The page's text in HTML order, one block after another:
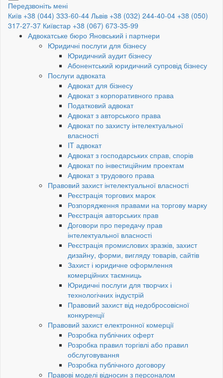
Передзвоніть мені
Київ +38 (044) 333-60-44 Львів +38 (032) 244-40-04 +38 (050)
317-27-37 Київстар +38 (067) 673-35-99
Адвокатське бюро Яновський і партнери
Юридичні послуги для бізнесу
Юридичний аудит бізнесу
Абонентський юридичний супровід бізнесу
Послуги адвоката
Адвокат для бізнесу
Адвокат з корпоративного права
Податковий адвокат
Адвокат з авторського права
Адвокат по захисту інтелектуальної
власності
IT адвокат
Адвокат з господарських справ, спорів
Адвокат по інвестиційним проектам
Адвокат з трудового права
Правовий захист інтелектуальної власності
Реєстрація торгових марок
Розпорядження правами на торгову марку
Реєстрація авторських прав
Договори про передачу прав
інтелектуальної власності
Реєстрація промислових зразків, захист
дизайну, форми, вигляду товарів, сайтів
Захист і юридичне оформлення
комерційних таємниць
Юридичні послуги для творчих і
технологічних індустрій
Правовий захист від недобросовісної
конкуренції
Правовий захист електронної комерції
Розробка публічних оферт
Розробка правил торгівлі або правил
обслуговування
Розробка публічного договору
Правові моделі відносин з персоналом